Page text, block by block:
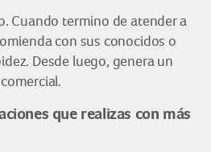
Cuando termino de atender a
con sus conocidos o
Desde luego, genera un
que realizas con más